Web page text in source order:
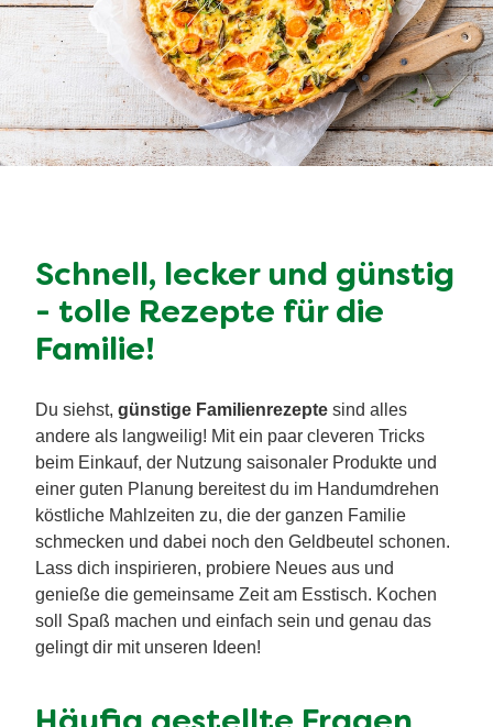
Handgriffen püriert, hält es sich im Kühlschrank etwa
eine Woche und ist immer eine schnelle Lösung für
ein
günstiges Familienessen.
Schnell, lecker und günstig
- tolle Rezepte für die